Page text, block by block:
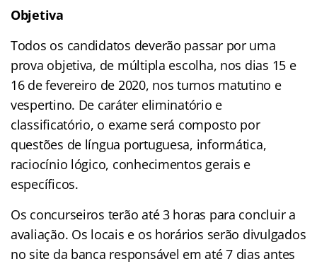
Objetiva
Todos os candidatos deverão passar por uma
prova objetiva, de múltipla escolha, nos dias 15 e
16 de fevereiro de 2020, nos turnos matutino e
vespertino. De caráter eliminatório e
classificatório, o exame será composto por
questões de língua portuguesa, informática,
raciocínio lógico, conhecimentos gerais e
específicos.
Os concurseiros terão até 3 horas para concluir a
avaliação. Os locais e os horários serão divulgados
no site da banca responsável em até 7 dias antes